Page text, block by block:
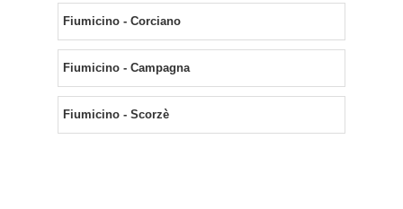
Fiumicino - Corciano
Fiumicino - Campagna
Fiumicino - Scorzè